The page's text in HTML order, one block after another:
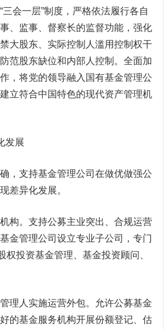
会一层”制度，严格依法履行各自
、监事、督察长的监督功能，强化
大股东、实际控制人滥用控制权干
范股东缺位和内部人控制。全面加
，将党的领导融入国有基金管理公
立符合中国特色的现代资产管理机
发展
支持基金管理公司在做优做强公
差异化发展。
。支持公募主业突出、合规运营
金管理公司设立专业子公司，专门
权投资基金管理、基金投资顾问、
人实施运营外包。允许公募基金
的基金服务机构开展份额登记、估